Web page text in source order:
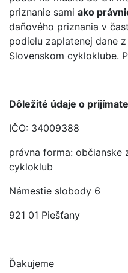
priznanie sami ako
daňového priznania v
podielu zaplatenej dane
Slovenskom cykloklube.
Dôležité údaje o
IČO: 34009388
právna forma: občianske
cykloklub
Námestie slobody 6
921 01 Piešťany
Ďakujeme